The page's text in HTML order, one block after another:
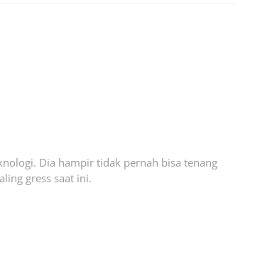
Dia hampir tidak pernah bisa tenang
gress saat ini.